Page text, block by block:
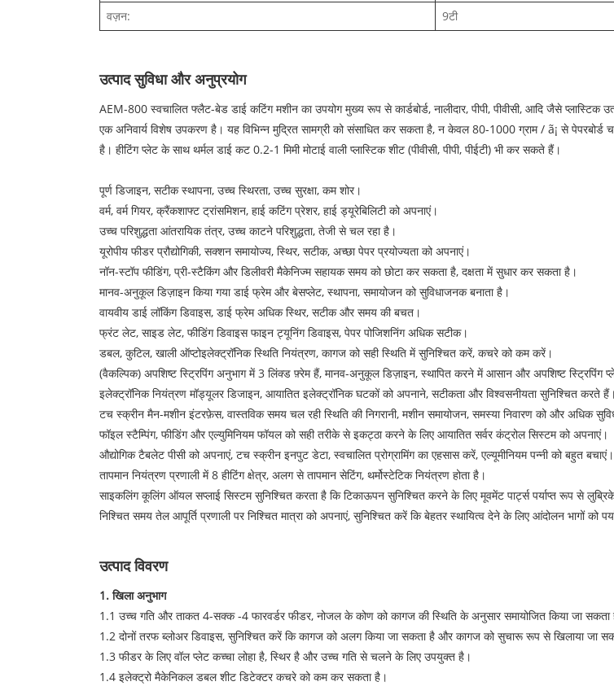
वज़न:
9टी
उत्पाद सुविधा और अनुप्रयोग
AEM-800 स्वचालित फ्लैट-बेड डाई कटिंग मशीन का उपयोग मुख्य रूप से कार्डबोर्ड, नालीदार, पीपी, पीवीसी, आदि जैसे
एक अनिवार्य विशेष उपकरण है। यह विभिन्न मुद्रित सामग्री को संसाधित कर सकता है, न केवल 80-1000 ग्राम / ã¡ से पेपरबोर्ड
है। हीटिंग प्लेट के साथ थर्मल डाई कट 0.2-1 मिमी मोटाई वाली प्लास्टिक शीट (पीवीसी, पीपी, पीईटी) भी कर सकते हैं।
पूर्ण डिजाइन, सटीक स्थापना, उच्च स्थिरता, उच्च सुरक्षा, कम शोर।
वर्म, वर्म गियर, क्रैंकशाफ्ट ट्रांसमिशन, हाई कटिंग प्रेशर, हाई ड्यूरेबिलिटी को अपनाएं।
उच्च परिशुद्धता आंतरायिक तंत्र, उच्च काटने परिशुद्धता, तेजी से चल रहा है।
यूरोपीय फीडर प्रौद्योगिकी, सक्शन समायोज्य, स्थिर, सटीक, अच्छा पेपर प्रयोज्यता को अपनाएं।
नॉन-स्टॉप फीडिंग, प्री-स्टैकिंग और डिलीवरी मैकेनिज्म सहायक समय को छोटा कर सकता है, दक्षता में सुधार कर सकता है।
मानव-अनुकूल डिज़ाइन किया गया डाई फ्रेम और बेसप्लेट, स्थापना, समायोजन को सुविधाजनक बनाता है।
वायवीय डाई लॉकिंग डिवाइस, डाई फ्रेम अधिक स्थिर, सटीक और समय की बचत।
फ्रंट लेट, साइड लेट, फीडिंग डिवाइस फाइन ट्यूनिंग डिवाइस, पेपर पोजिशनिंग अधिक सटीक।
डबल, कुटिल, खाली ऑप्टोइलेक्ट्रॉनिक स्थिति नियंत्रण, कागज को सही स्थिति में सुनिश्चित करें, कचरे को कम करें।
(वैकल्पिक) अपशिष्ट स्ट्रिपिंग अनुभाग में 3 लिंक्ड फ़्रेम हैं, मानव-अनुकूल डिज़ाइन, स्थापित करने में आसान और अपशिष्ट स्ट्रिपिंग
इलेक्ट्रॉनिक नियंत्रण मॉड्यूलर डिजाइन, आयातित इलेक्ट्रॉनिक घटकों को अपनाने, सटीकता और विश्वसनीयता सुनिश्चित करते हैं।
टच स्क्रीन मैन-मशीन इंटरफ़ेस, वास्तविक समय चल रही स्थिति की निगरानी, ​​​​मशीन समायोजन, समस्या निवारण को और अधिक
फॉइल स्टैम्पिंग, फीडिंग और एल्युमिनियम फॉयल को सही तरीके से इकट्ठा करने के लिए आयातित सर्वर कंट्रोल सिस्टम को अपनाएं।
औद्योगिक टैबलेट पीसी को अपनाएं, टच स्क्रीन इनपुट डेटा, स्वचालित प्रोग्रामिंग का एहसास करें, एल्यूमीनियम पन्नी को बहुत बचाएं।
तापमान नियंत्रण प्रणाली में 8 हीटिंग क्षेत्र, अलग से तापमान सेटिंग, थर्मोस्टेटिक नियंत्रण होता है।
साइकलिंग कूलिंग ऑयल सप्लाई सिस्टम सुनिश्चित करता है कि टिकाऊपन सुनिश्चित करने के लिए मूवमेंट पार्ट्स पर्याप्त रूप से
निश्चित समय तेल आपूर्ति प्रणाली पर निश्चित मात्रा को अपनाएं, सुनिश्चित करें कि बेहतर स्थायित्व देने के लिए आंदोलन भागों को
उत्पाद विवरण
1. खिला अनुभाग
1.1 उच्च गति और ताकत 4-सक्क -4 फारवर्डर फीडर, नोजल के कोण को कागज की स्थिति के अनुसार समायोजित किया जा
1.2 दोनों तरफ ब्लोअर डिवाइस, सुनिश्चित करें कि कागज को अलग किया जा सकता है और कागज को सुचारू रूप से खिलाया जा
1.3 फीडर के लिए वॉल प्लेट कच्चा लोहा है, स्थिर है और उच्च गति से चलने के लिए उपयुक्त है।
1.4 इलेक्ट्रो मैकेनिकल डबल शीट डिटेक्टर कचरे को कम कर सकता है।